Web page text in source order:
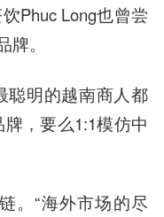
Phuc Long也曾尝
。
聪明的越南商人都
，要么1:1模仿中
。“海外市场的尽